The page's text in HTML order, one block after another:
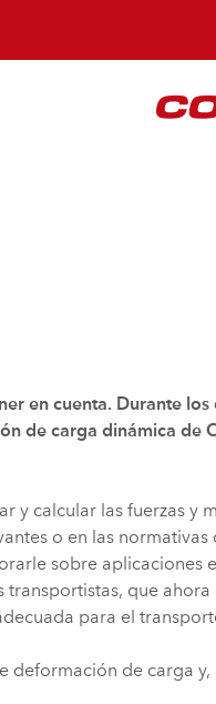
en cuenta. Durante
de carga dinámica de
y calcular las fuerzas y
o en las normativas
sobre aplicaciones
que ahora
para el
deformación de carga